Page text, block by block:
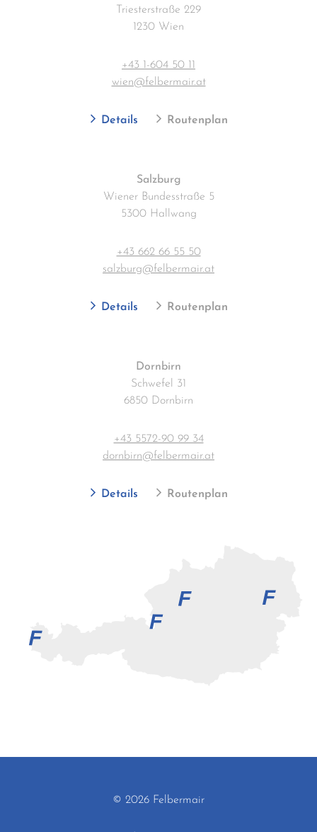
Triesterstraße 229
1230 Wien
+43 1-604 50 11
wien@felbermair.at
Details Routenplan
Salzburg
Wiener Bundesstraße 5
5300 Hallwang
+43 662 66 55 50
salzburg@felbermair.at
Details Routenplan
Dornbirn
Schwefel 31
6850 Dornbirn
+43 5572-90 99 34
dornbirn@felbermair.at
Details Routenplan
© 2026 Felbermair